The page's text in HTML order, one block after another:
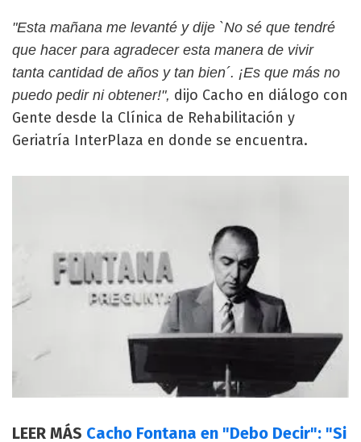
"Esta mañana me levanté y dije `No sé que tendré
que hacer para agradecer esta manera de vivir
tanta cantidad de años y tan bien´. ¡Es que más no
puedo pedir ni obtener!", dijo Cacho en diálogo con
Gente desde la Clínica de Rehabilitación y
Geriatría InterPlaza en donde se encuentra.
LEER MÁS Cacho Fontana en "Debo Decir": "Si